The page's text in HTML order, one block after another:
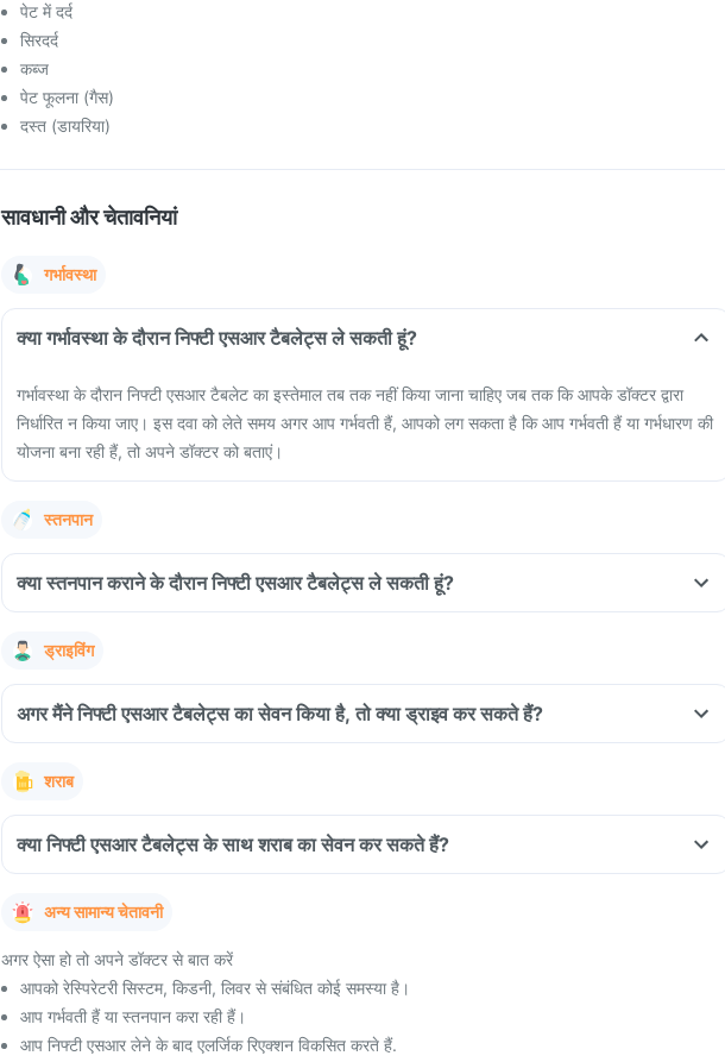
पेट में दर्द
सिरदर्द
कब्ज
पेट फूलना (गैस)
दस्त (डायरिया)
सावधानी और चेतावनियां
गर्भावस्था
क्या गर्भावस्था के दौरान निफ्टी एसआर टैबलेट्स ले सकती हूं?
गर्भावस्था के दौरान निफ्टी एसआर टैबलेट का इस्तेमाल तब तक नहीं किया जाना चाहिए जब तक कि आपके डॉक्टर द्वारा
निर्धारित न किया जाए। इस दवा को लेते समय अगर आप गर्भवती हैं, आपको लग सकता है कि आप गर्भवती हैं या गर्भधारण की
योजना बना रही हैं, तो अपने डॉक्टर को बताएं।
स्तनपान
क्या स्तनपान कराने के दौरान निफ्टी एसआर टैबलेट्स ले सकती हूं?
ड्राइविंग
अगर मैंने निफ्टी एसआर टैबलेट्स का सेवन किया है, तो क्या ड्राइव कर सकते हैं?
शराब
क्या निफ्टी एसआर टैबलेट्स के साथ शराब का सेवन कर सकते हैं?
अन्य सामान्य चेतावनी
अगर ऐसा हो तो अपने डॉक्टर से बात करें
आपको रेस्पिरेटरी सिस्टम, किडनी, लिवर से संबंधित कोई समस्या है।
आप गर्भवती हैं या स्तनपान करा रही हैं।
आप निफ्टी एसआर लेने के बाद एलर्जिक रिएक्शन विकसित करते हैं.